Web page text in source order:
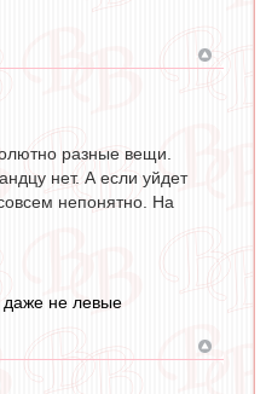
разные вещи.
нет. А если уйдет
непонятно. На
даже не левые